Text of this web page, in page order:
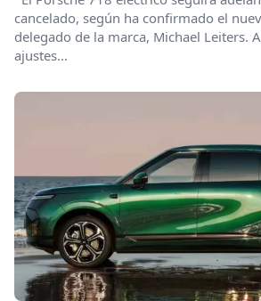
cancelado, según ha confirmado el
delegado de la marca, Michael Leiters.
ajustes...